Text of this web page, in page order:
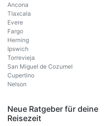
Ancona
Tlaxcala
Evere
Fargo
Herning
Ipswich
Torrevieja
San Miguel de Cozumel
Cupertino
Nelson
Neue Ratgeber für deine
Reisezeit